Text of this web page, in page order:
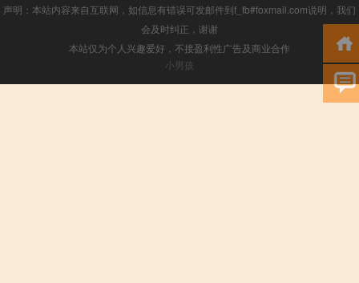
声明：本站内容来自互联网，如信息有错误可发邮件到f_fb#foxmail.com说明，我们
会及时纠正，谢谢
本站仅为个人兴趣爱好，不接盈利性广告及商业合作
小男孩